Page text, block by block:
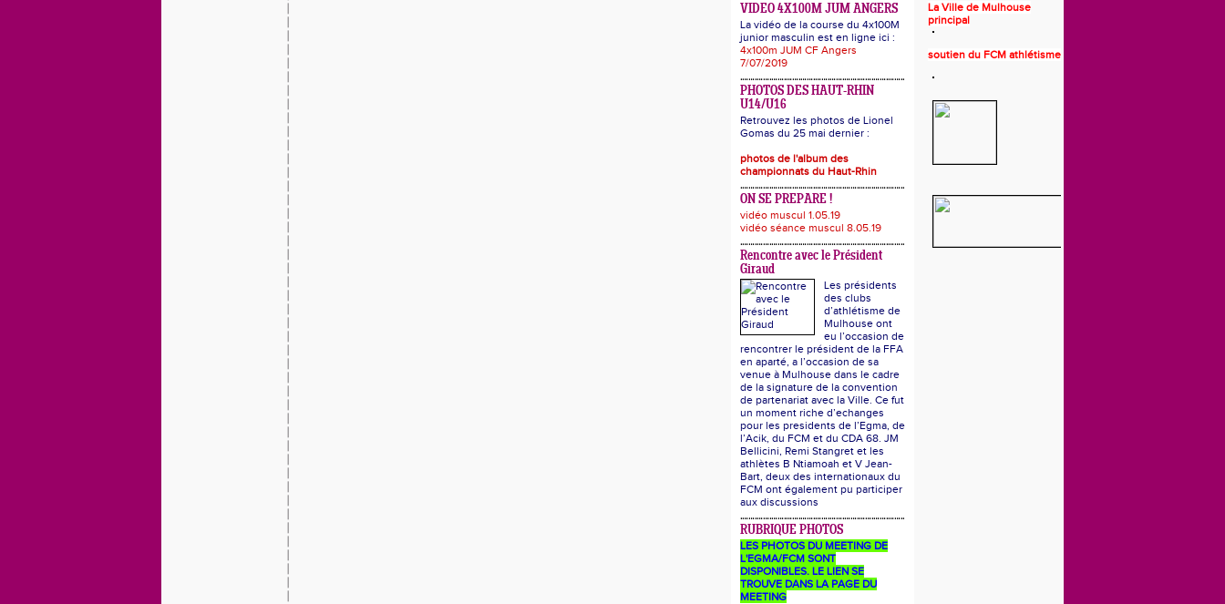
VIDEO 4X100M JUM ANGERS
La vidéo de la course du 4x100M
junior masculin est en ligne ici :
4x100m JUM CF Angers
7/07/2019
PHOTOS DES HAUT-RHIN
U14/U16
Retrouvez les photos de Lionel
Gomas du 25 mai dernier :
photos de l'album des
championnats du Haut-Rhin
ON SE PREPARE !
vidéo muscul 1.05.19
vidéo séance muscul 8.05.19
Rencontre avec le Président
Giraud
Les présidents
des clubs
d’athlétisme de
Mulhouse ont
eu l’occasion de
rencontrer le président de la FFA
en aparté, a l’occasion de sa
venue à Mulhouse dans le cadre
de la signature de la convention
de partenariat avec la Ville. Ce fut
un moment riche d’echanges
pour les presidents de l’Egma, de
l’Acik, du FCM et du CDA 68. JM
Bellicini, Remi Stangret et les
athlètes B Ntiamoah et V Jean-
Bart, deux des internationaux du
FCM ont également pu participer
aux discussions
RUBRIQUE PHOTOS
LES PHOTOS DU MEETING DE
L'EGMA/FCM SONT
DISPONIBLES. LE LIEN SE
TROUVE DANS LA PAGE DU
MEETING
La Ville de Mulhouse
principal
soutien du FCM athlétisme